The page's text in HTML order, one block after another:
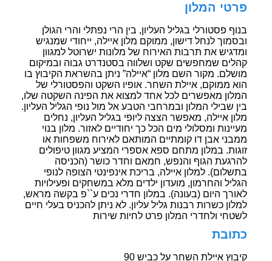
פרטי המלון
בנוף פסטורלי בגליל העליון, בין הרי נפתלי והרי הגולן
ובסמוך לנחל דישון, ממוקם מלון איילה, ייחודי שמנגיש
ומדגיש את תרבות האירוח של מלונות ישרוטל למגוון
קהלים שמחפשים שקט ושלווה בסטנדרט גבוה ובמיקום
מושלם. מקור השם מלון “איילה” ניתן בהשראת הקיבוץ בו
הוא ממוקם, איילת השחר. אופיו השקט והפסטורלי של
המלון מאפשרים לכל אחד למצוא את הפינה השקטה שלו,
בין שבילי המלון ובמרחבי הטבע אל מול נופי הגליל העליון.
מלון איילה, מאפשר הצצה ליופי בגליל העליון, נחלים
מעיינות ומסלולי מים הכל כך יחודיים לאזור. מלון בנוי
ממבני אבן דו קומתיים המותאם לאירוח משפחות או
זוגות. במלון מתחם ספא אספרי המציע מגוון טיפולים
להרגעת הגוף והנפש, חמאם וחדר כושר (הכניסה
בתשלום). למלון איילה, בריכת אינפינטי הצופה לנופי
הגליל והחרמון, מועדון ילדים מלא במשחקים ופעילויות
לאורך היום (בעונה). במלון חדרי נכים ע``פ בקשה מראש,
למלון כשרות רבנות גליל עליון. לא ניתן להכניס בעלי חיים
לשטחי ולחדרי המלון פרט לחיות שירות
כתובת
קיבוץ איילת השחר על כביש 90